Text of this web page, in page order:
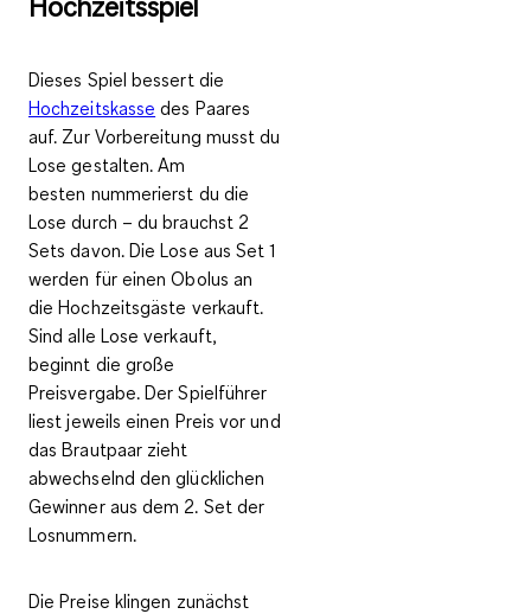
Dieses Spiel bessert die
Hochzeitskasse des Paares
auf. Zur Vorbereitung musst du
Lose gestalten. Am
besten nummerierst du die
Lose durch – du brauchst 2
Sets davon. Die Lose aus Set 1
werden für einen Obolus an
die Hochzeitsgäste verkauft.
Sind alle Lose verkauft,
beginnt die große
Preisvergabe. Der Spielführer
liest jeweils einen Preis vor und
dasBrautpaar zieht
abwechselnd den glücklichen
Gewinner aus dem 2. Set der
Losnummern.
Die Preise klingen zunächst